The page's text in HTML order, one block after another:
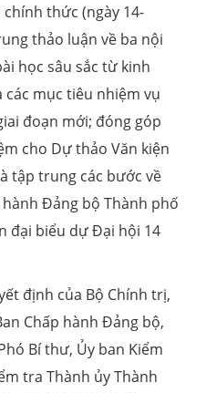
thức (ngày 14-
thảo luận về ba nội
học sâu sắc từ kinh
mục tiêu nhiệm vụ
đoạn mới; đóng góp
cho Dự thảo Văn kiện
tập trung các bước về
Đảng bộ Thành phố
đại biểu dự Đại hội 14
định của Bộ Chính trị,
Chấp hành Đảng bộ,
Bí thư, Ủy ban Kiểm
tra Thành ủy Thành